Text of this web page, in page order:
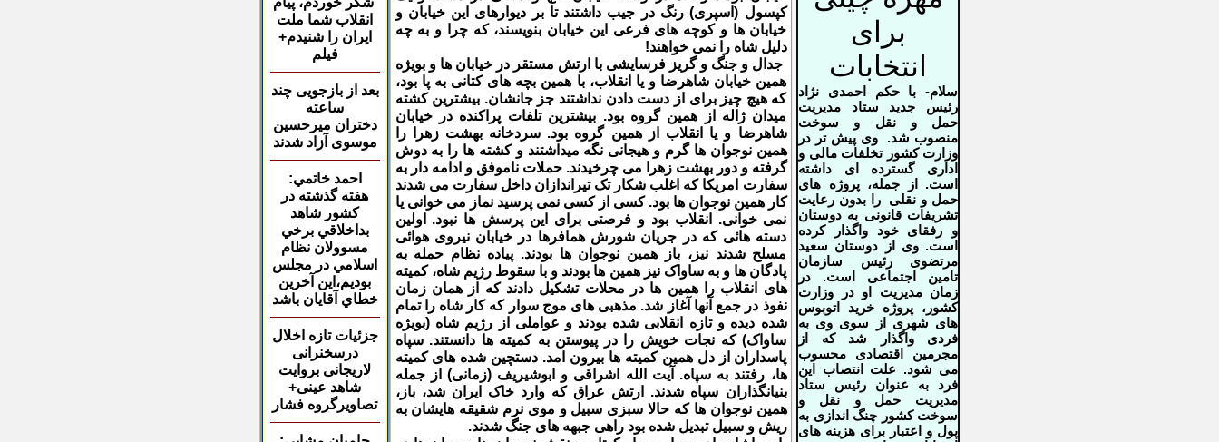
انقلاب شما ملت
ایران را شنیدم+
فیلم
بعد از بازجویی چند
ساعته
دختران میرحسین
موسوی آزاد شدند
احمد خاتمي:
هفته گذشته در
كشور شاهد
بداخلاقي برخي
مسوولان نظام
اسلامي در مجلس
بوديم، اين آخرين
خطاي آقايان باشد
جزئیات تازه اخلال
درسخنرانی
لاریجانی بروایت
شاهد عینی+
تصاویرگروه فشار
کپسول (اسپری) رنگ در جیب داشتند تا بر دیوارهای این خیابان و
خیابان ها و کوچه های فرعی این خیابان بنویسند، که چرا و به چه
دلیل شاه را نمی خواهند!
جدال و جنگ و گریز فرسایشی با ارتش مستقر در خیابان ها و بویژه
همین خیابان شاهرضا و یا انقلاب، با همین بچه های کتانی به پا بود،
که هیچ چیز برای از دست دادن نداشتند جز جانشان. بیشترین کشته
میدان ژاله از همین گروه بود. بیشترین تلفات پراکنده در خیابان
شاهرضا و یا انقلاب از همین گروه بود. سردخانه بهشت زهرا را
همین نوجوان ها گرم و هیجانی نگه میداشتند و کشته ها را به دوش
گرفته و دور بهشت زهرا می چرخیدند. حملات ناموفق و ادامه دار به
سفارت امریکا که اغلب شکار تک تیراندازان داخل سفارت می شدند
کار همین نوجوان ها بود. کسی از کسی نمی پرسید نماز می خوانی یا
نمی خوانی. انقلاب بود و فرصتی برای این پرسش ها نبود. اولین
دسته هائی که در جریان شورش همافرها در خیابان نیروی هوائی
مسلح شدند نیز، باز همین نوجوان ها بودند. پیاده نظام حمله به
پادگان ها و به ساواک نیز همین ها بودند و با سقوط رژیم شاه، کمیته
های انقلاب را همین ها در محلات تشکیل دادند که از همان زمان
نفوذ در جمع آنها آغاز شد. مذهبی های موج سوار که کار شاه را تمام
شده دیده و تازه انقلابی شده بودند و عواملی از رژیم شاه (بویژه
ساواک) که نجات خویش را در پیوستن به کمیته ها دانستند. سپاه
پاسداران از دل همین کمیته ها بیرون امد. دستچین شده های کمیته
ها، رفتند به سپاه. آیت الله اشراقی و ابوشیریف (زمانی) از جمله
بنیانگذاران سپاه شدند. ارتش عراق که وارد خاک ایران شد، باز،
همین نوجوان ها که حالا سبزی سبیل و موی نرم شقیقه هایشان به
ریش و سبیل تبدیل شده بود راهی جبهه های جنگ شدند.
برای
انتخابات
سلام- با حکم احمدی نژاد
رئیس جدید ستاد مدیریت
حمل و نقل و سوخت
منصوب شد. وی پیش تر در
وزارت کشور تخلفات مالی و
اداری گسترده ای داشته
است. از جمله، پروژه های
حمل و نقلی را بدون رعایت
تشریفات قانونی به دوستان
و رفقای خود واگذار کرده
است. وی از دوستان سعید
مرتضوی رئیس سازمان
تامین اجتماعی است. در
زمان مدیریت او در وزارت
کشور، پروژه خرید اتوبوس
های شهری از سوی وی به
فردی واگذار شد که از
مجرمین اقتصادی محسوب
می شود. علت انتصاب این
فرد به عنوان رئیس ستاد
مدیریت حمل و نقل و
سوخت کشور چنگ اندازی به
پول و اعتبار برای هزینه های